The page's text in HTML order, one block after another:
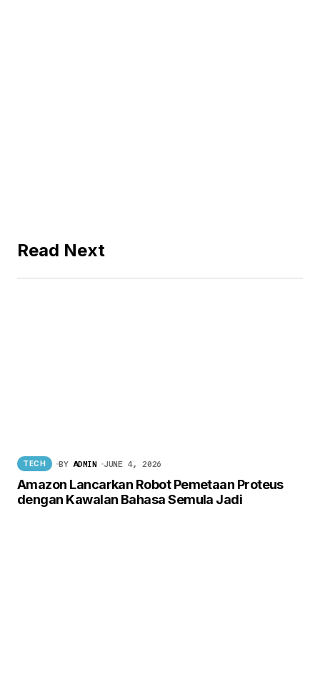
Read Next
TECH BY ADMIN JUNE 4, 2026
Amazon Lancarkan Robot Pemetaan Proteus
dengan Kawalan Bahasa Semula Jadi